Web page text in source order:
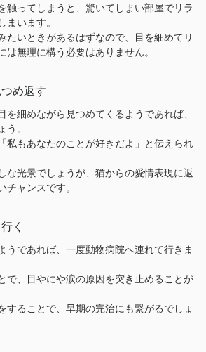
触ってしまうと、驚いてしまい部屋でリラ
まいます。
たいときがあるはずなので、目を細めてリ
は無理に構う必要はありません。
め返す
を細めながら見つめてくるようであれば、
う。
私もあなたのことが好きだよ」と伝えられ
な光景でしょうが、猫からの愛情表現に返
チャンスです。
く
うであれば、一度動物病院へ連れて行きま
で、目やにや涙の原因を突き止めることが
することで、早期の完治にも繋がるでしょ